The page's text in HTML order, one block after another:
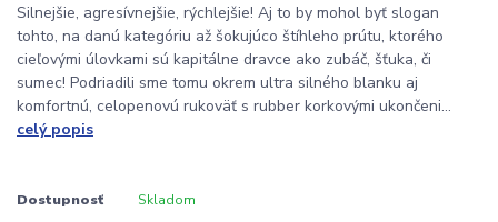
Silnejšie, agresívnejšie, rýchlejšie! Aj to by mohol byť slogan
tohto, na danú kategóriu až šokujúco štíhleho prútu, ktorého
cieľovými úlovkami sú kapitálne dravce ako zubáč, šťuka, či
sumec! Podriadili sme tomu okrem ultra silného blanku aj
komfortnú, celopenovú rukoväť s rubber korkovými ukončeni...
celý popis
Dostupnosť Skladom